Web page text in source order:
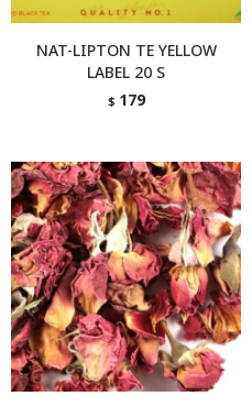
NAT-LIPTON TE YELLOW
LABEL 20 S
$ 179